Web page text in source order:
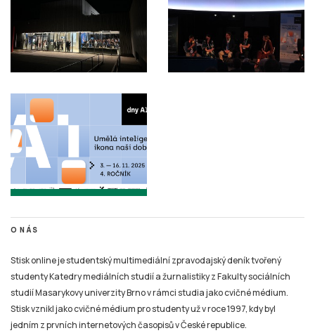
O NÁS
Stisk online je studentský multimediální zpravodajský deník tvořený
studenty Katedry mediálních studií a žurnalistiky z Fakulty sociálních
studií Masarykovy univerzity Brno v rámci studia jako cvičné médium.
Stisk vznikl jako cvičné médium pro studenty už v roce 1997, kdy byl
jedním z prvních internetových časopisů v České republice.